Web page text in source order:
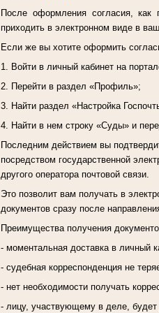
После оформления согласия, как
приходить в электронном виде в
Если же вы хотите оформить
1. Войти в личный кабинет на
2. Перейти в раздел «Профиль»;
3. Найти раздел «Настройка
4. Найти в нем строку «Суды» и
Последним действием вы
посредством государственной
другого оператора почтовой связи.
Это позволит вам получать в
документов сразу после
Преимущества получения
- моментальная доставка в личный
- судебная корреспонденция не
- нет необходимости получать
- лицу, участвующему в деле,